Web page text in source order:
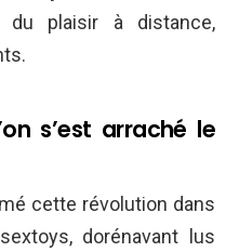
plaisir à distance,
s’est arraché le
cette révolution dans
dorénavant lus